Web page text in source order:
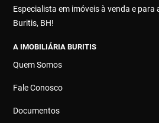
Especialista em imóveis à venda e para
Buritis, BH!
A IMOBILIÁRIA BURITIS
Quem Somos
Fale Conosco
Documentos